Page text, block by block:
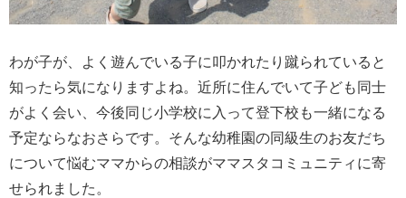
わが子が、よく遊んでいる子に叩かれたり蹴られていると
知ったら気になりますよね。近所に住んでいて子ども同士
がよく会い、今後同じ小学校に入って登下校も一緒になる
予定ならなおさらです。そんな幼稚園の同級生のお友だち
について悩むママからの相談がママスタコミュニティに寄
せられました。